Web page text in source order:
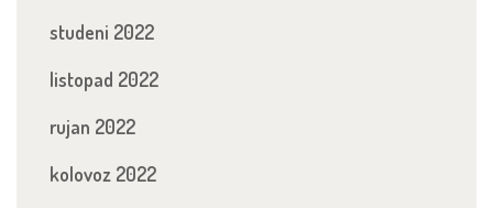
studeni 2022
listopad 2022
rujan 2022
kolovoz 2022